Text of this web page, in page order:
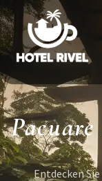
Entdecken